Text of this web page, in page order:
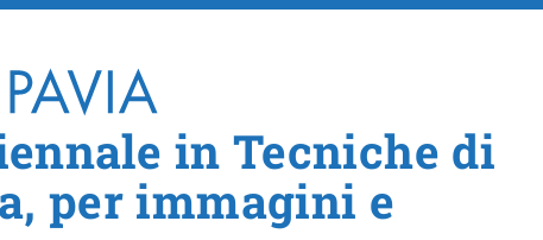
Salta al contenuto principale
in Tecniche di
per immagini e